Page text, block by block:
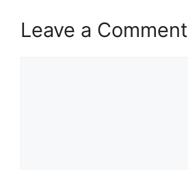
Leave a Comment